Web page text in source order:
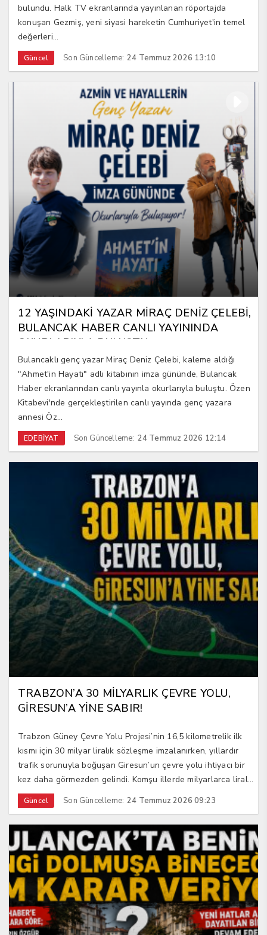
bulundu. Halk TV ekranlarında yayınlanan röportajda
konuşan Gezmiş, yeni siyasi hareketin Cumhuriyet'in temel
değerleri...
Güncel Son Güncelleme: 24 Temmuz 2026 13:10
12 YAŞINDAKİ YAZAR MİRAÇ DENİZ ÇELEBİ,
BULANCAK HABER CANLI YAYININDA
OKURLARIYLA BULUŞTU
Bulancaklı genç yazar Miraç Deniz Çelebi, kaleme aldığı
"Ahmet'in Hayatı" adlı kitabının imza gününde, Bulancak
Haber ekranlarından canlı yayınla okurlarıyla buluştu. Özen
Kitabevi'nde gerçekleştirilen canlı yayında genç yazara
annesi Öz...
EDEBİYAT Son Güncelleme: 24 Temmuz 2026 12:14
TRABZON’A 30 MİLYARLIK ÇEVRE YOLU,
GİRESUN’A YİNE SABIR!
Trabzon Güney Çevre Yolu Projesi’nin 16,5 kilometrelik ilk
kısmı için 30 milyar liralık sözleşme imzalanırken, yıllardır
trafik sorunuyla boğuşan Giresun’un çevre yolu ihtiyacı bir
kez daha görmezden gelindi. Komşu illerde milyarlarca liral...
Güncel Son Güncelleme: 24 Temmuz 2026 09:23